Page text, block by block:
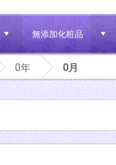
d 無添加化粧品 d
0年 0月